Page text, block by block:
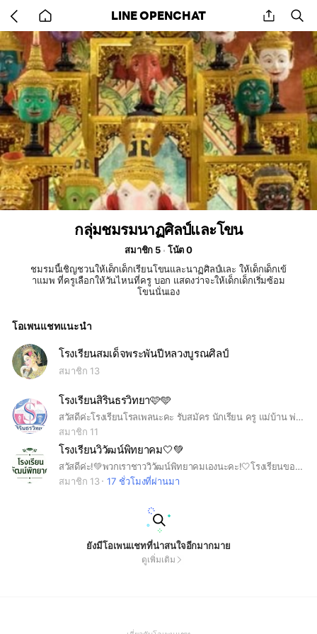
back
to
home
LINE OPENCHAT share
กลุ่มชมรมนาฏศิลป์และโขน
สมาชิก 5
โน้ต 0
ชมรมนี้เชิญชวนให้เด็กเด็กเรียนโขนและนาฏศิลป์และ ให้เด็กเด็กเข้
าแมพ ที่ครูเลือกให้วันไหนที่ครู บอก แสดงว่าจะให้เด็กเด็กเริ่มซ้อม
โขนนั่นเอง
โอเพนแชทแนะนำ
โรงเรียนสมเด็จพระพันปีหลวงบูรณศิลป์
สมาชิก 13
โรงเรียนสิรินธรวิทยา🩷🩵
สวัสดีค่ะโรงเรียนโรลเพลนะคะ รับสมัคร นักเรียน ครู แม่บ้าน พ่อบ้าน ดาวโรงเรียน เดือนโรงเรียน วิทยากร สภานักเรียน แม่ครัว พ่อครัว โรงเรียนหญิงล้วน ไม่ป่วนนะคะ ขอบคุณค่ะ
สมาชิก 11
โรงเรียนวิวัฒน์พิทยาคม🤍💚
สวัสดีค่ะ!💚พวกเราชาววิวัฒน์พิทยาคมเองนะคะ!🤍โรงเรียนของเราเป็นโรงเรียนสมมุติขึ้นมานะคะ!เล่นในเกมrobloxแมพบรูคเฮเวนค่ะ🤌🏻อย่าลืมติดตามพวกเราด้วยนะคะ🩷ส่วนในโอเพนแชทนี้จะแจ้งข่าวภายในนะคะขอบคุณค่ะsee you!🦭
สมาชิก 13
17 ชั่วโมงที่ผ่านมา
ยังมีโอเพนแชทที่น่าสนใจอีกมากมาย
ดูเพิ่มเติม